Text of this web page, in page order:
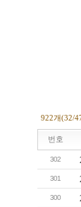
922개(32/
번호
302
301
300